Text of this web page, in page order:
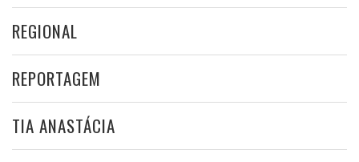
REGIONAL
REPORTAGEM
TIA ANASTÁCIA